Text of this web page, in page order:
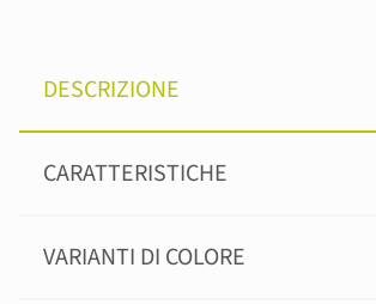
DESCRIZIONE
CARATTERISTICHE
VARIANTI DI COLORE